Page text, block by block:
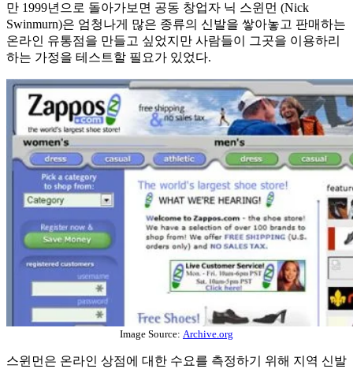
만 1999년으로 돌아가보면 공동 창업자 닉 스윈먼 (Nick
Swinmurn)은 엄청나게 많은 종류의 신발을 쌓아놓고 판매하는
온라인 유통점을 만들고 싶었지만 사람들이 그곳을 이용하리
하는 가정을 테스트할 필요가 있었다.
Image Source: Archive.org
스윈먼은 온라인 상점에 대한 수요를 측정하기 위해 지역 신발